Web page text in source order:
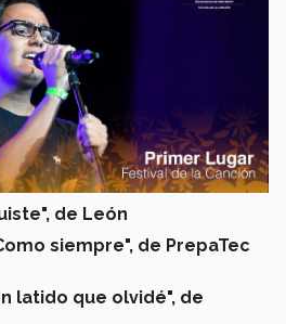
de León
siempre", de PrepaTec
latido que olvidé", de